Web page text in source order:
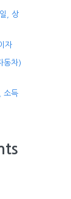
, 상
자
동차)
소득